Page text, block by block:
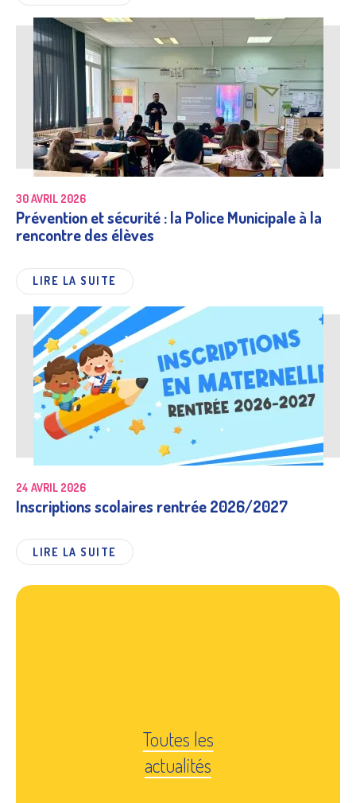
30 AVRIL 2026
Prévention et sécurité : la Police Municipale à la
rencontre des élèves
LIRE LA SUITE
24 AVRIL 2026
Inscriptions scolaires rentrée 2026/2027
LIRE LA SUITE
Toutes les
actualités